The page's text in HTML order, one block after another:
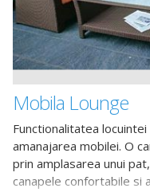
Mobila Lounge
Functionalitatea
amanajarea mobilei. O
prin amplasarea unui
canapele confortabile si